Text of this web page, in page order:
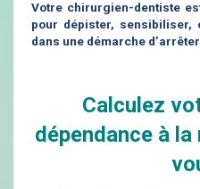
Votre chirurgien-dentiste
pour dépister,
dans une démarche
Calculez
dépendance à